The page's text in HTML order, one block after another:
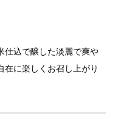
仕込で醸した淡麗で爽や
在に楽しくお召し上がり